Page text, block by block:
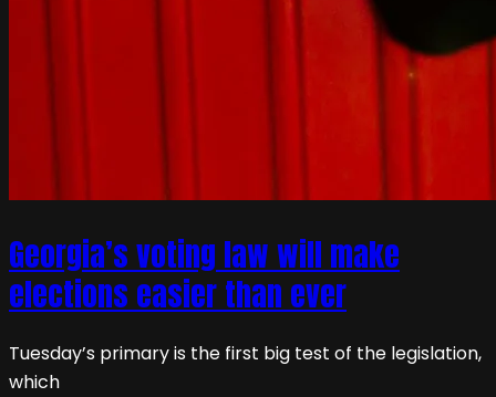
Georgia’s voting law will make
elections easier than ever
Tuesday’s primary is the first big test of the legislation,
which